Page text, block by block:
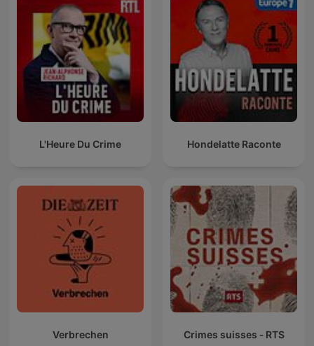
L'Heure Du Crime Hondelatte Raconte
Verbrechen Crimes suisses ‐ RTS